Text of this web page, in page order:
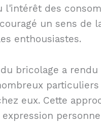
l'intérêt des
un sens de
enthousiastes.
bricolage a
eux. Cette